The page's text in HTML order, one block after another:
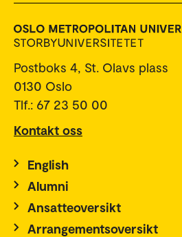
Postboks 4, St. Olavs plass
0130 Oslo
Tlf.: 67 23 50 00
Kontakt oss
English
Alumni
Ansatteoversikt
Arrangementsoversikt